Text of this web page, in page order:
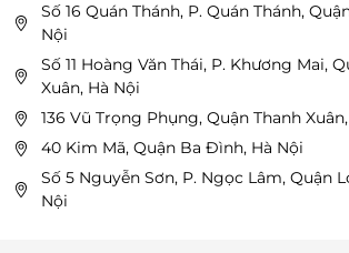
Số 16 Quán Thánh, P. Quán Thánh,
Nội
Số 11 Hoàng Văn Thái, P. Khương Mai,
Xuân, Hà Nội
136 Vũ Trọng Phụng, Quận Thanh
40 Kim Mã, Quận Ba Đình, Hà Nội
Số 5 Nguyễn Sơn, P. Ngọc Lâm, Quận
Nội